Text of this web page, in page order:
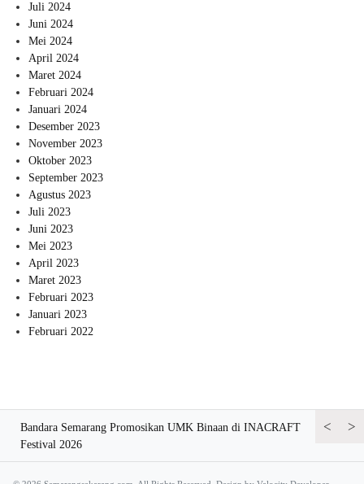
Juli 2024
Juni 2024
Mei 2024
April 2024
Maret 2024
Februari 2024
Januari 2024
Desember 2023
November 2023
Oktober 2023
September 2023
Agustus 2023
Juli 2023
Juni 2023
Mei 2023
April 2023
Maret 2023
Februari 2023
Januari 2023
Februari 2022
<
Bandara Semarang Promosikan UMK Binaan di INACRAFT
Festival 2026
Bandara>